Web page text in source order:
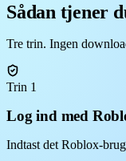
Sådan tjener
Tre trin. Ingen
Trin 1
Log ind med
Indtast det Roblox-